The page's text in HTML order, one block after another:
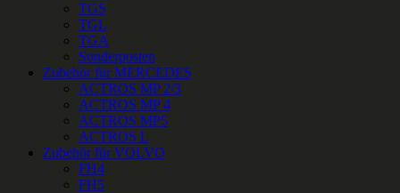
TGS
TGL
TGA
Sonderposten
Zubehör für MERCEDES
ACTROS MP 2/3
ACTROS MP 4
ACTROS MP5
ACTROS L
Zubehör für VOLVO
FH4
FH5